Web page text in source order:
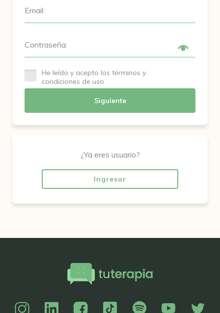
Email:
Contraseña:
He leído y acepto los términos y
condiciones de uso
Siguiente
¿Ya eres usuario?
Ingresar